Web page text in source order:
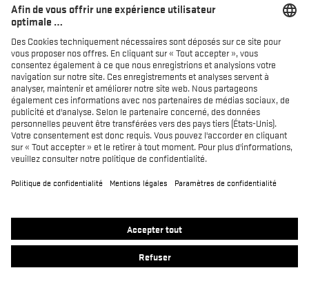
Catalogue
Distributeurs
Produits
MACSOLE SPORT
MACSOLE ADVENTURE 3.0